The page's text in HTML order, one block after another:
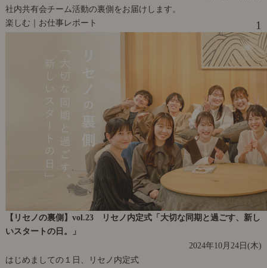
社内共有会チーム活動の裏側をお届けします。
楽しむ｜お仕事レポート
1
【リセノの裏側】vol.23 リセノ内定式「大切な同期と過ごす、新し
いスタートの日。」
2024年10月24日(木)
はじめましての１日、リセノ内定式